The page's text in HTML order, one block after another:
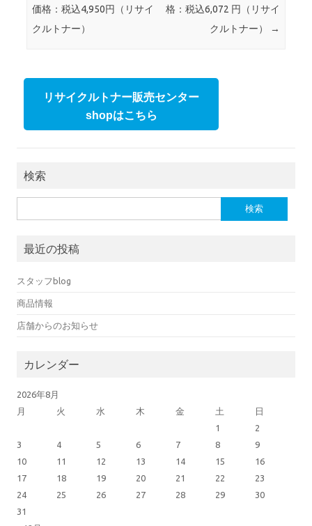
価格：税込4,950円（リサイ
クルトナー）
格：税込6,072 円（リサイ
クルトナー）
→
リサイクルトナー販売センター
shopはこちら
検索
最近の投稿
スタッフblog
商品情報
店舗からのお知らせ
カレンダー
2026年8月
月
火 水 木 金 土 日
1
2
3
4 5 6 7 8
9
10
11 12 13 14 15
16
17
18 19 20 21 22
23
24
25 26 27 28 29
30
31